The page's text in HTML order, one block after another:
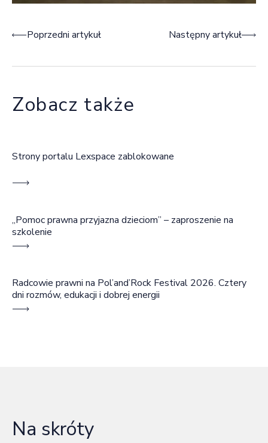
Nawigacja wpisu
Poprzedni artykuł Następny artykuł
Zobacz także
Strony portalu Lexspace zablokowane
„Pomoc prawna przyjazna dzieciom” – zaproszenie na
szkolenie
Radcowie prawni na Pol’and’Rock Festival 2026. Cztery
dni rozmów, edukacji i dobrej energii
Na skróty